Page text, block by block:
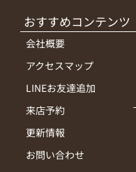
おすすめコンテンツ
会社概要
アクセスマップ
LINEお友達追加
来店予約
更新情報
お問い合わせ